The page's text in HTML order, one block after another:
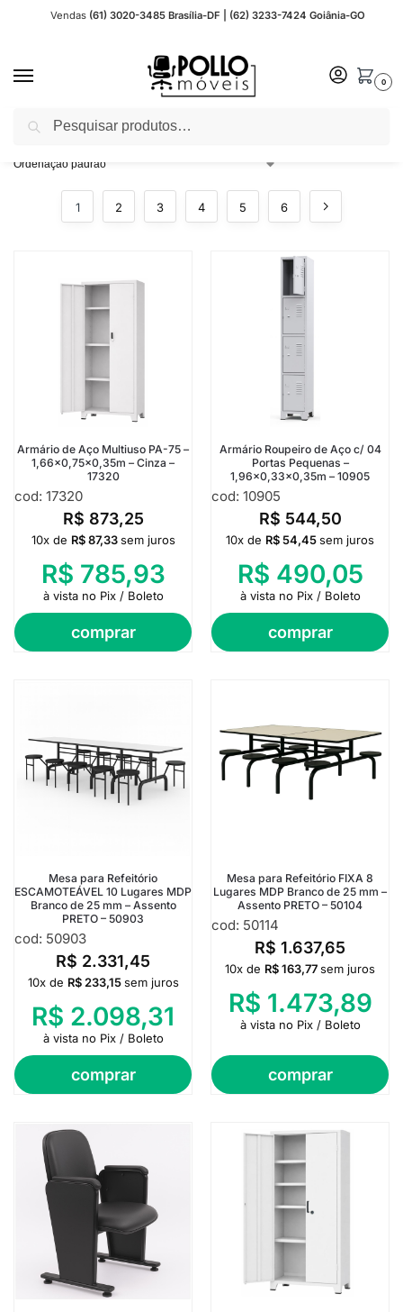
Vendas (61) 3020-3485 Brasília-DF | (62) 3233-7424 Goiânia-GO
0
Início Loja
1 2 3 4 5 6
Armário de Aço Multiuso PA-75 –
1,66×0,75×0,35m – Cinza –
17320
cod: 17320
R$ 873,25
comprar
10x de R$87,33 sem juros
R$ 785,93
à vista no Pix / Boleto
Armário Roupeiro de Aço c/ 04
Portas Pequenas –
1,96×0,33×0,35m – 10905
cod: 10905
R$ 544,50
comprar
10x de R$54,45sem juros
R$ 490,05
à vista no Pix / Boleto
Mesa para Refeitório
ESCAMOTEÁVEL 10 Lugares MDP
Branco de 25 mm – Assento
PRETO – 50903
cod: 50903
R$ 2.331,45
comprar
10x de R$233,15 sem juros
R$ 2.098,31
à vista no Pix / Boleto
Mesa para Refeitório FIXA 8
Lugares MDP Branco de 25 mm –
Assento PRETO – 50104
cod: 50114
R$ 1.637,65
comprar
10x de R$163,77sem juros
R$ 1.473,89
à vista no Pix / Boleto